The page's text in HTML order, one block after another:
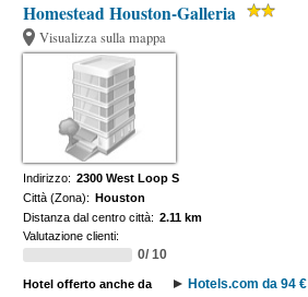
Homestead Houston-Galleria
Visualizza sulla mappa
Indirizzo: 2300 West Loop S
Città (Zona): Houston
Distanza dal centro città: 2.11 km
Valutazione clienti:
0/ 10
Hotel offerto anche da Hotels.com da 94 €